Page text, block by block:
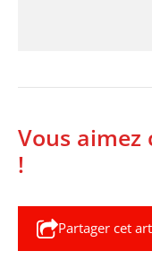
Vous aimez
!
Partager cet